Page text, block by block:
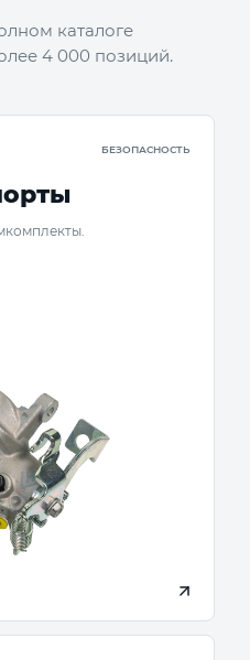
каталоге
4 000 позиций.
БЕЗОПАСНОСТЬ